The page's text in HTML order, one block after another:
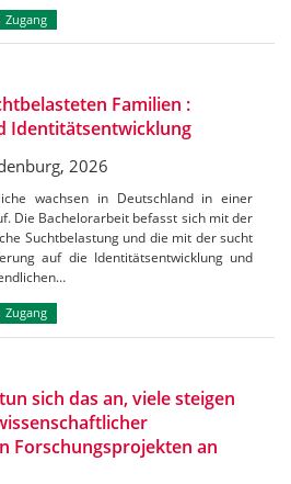
Zugang
Familien :
Identitätsentwicklung
2026
wachsen in Deutschland in einer
Die Bachelorarbeit befasst sich mit der
Suchtbelastung und die mit der sucht
auf die Identitätsentwicklung und
Zugang
sich das an, viele steigen
Forschungsprojekten an